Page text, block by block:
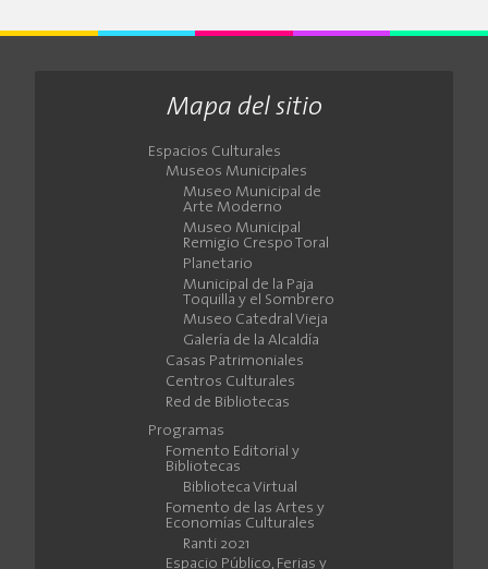
Mapa del sitio
Espacios Culturales
Museos Municipales
Museo Municipal de
Arte Moderno
Museo Municipal
Remigio Crespo Toral
Planetario
Municipal de la Paja
Toquilla y el Sombrero
Museo Catedral Vieja
Galería de la Alcaldía
Casas Patrimoniales
Centros Culturales
Red de Bibliotecas
Programas
Fomento Editorial y
Bibliotecas
Biblioteca Virtual
Fomento de las Artes y
Economías Culturales
Ranti 2021
Espacio Público, Ferias y